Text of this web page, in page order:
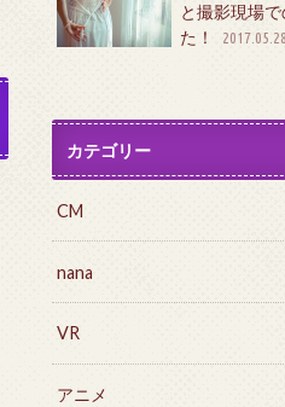
と撮影現場
た！
2017.05.28
カテゴリー
CM
nana
VR
アニメ